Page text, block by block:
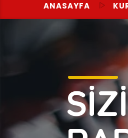
ANASAYFA